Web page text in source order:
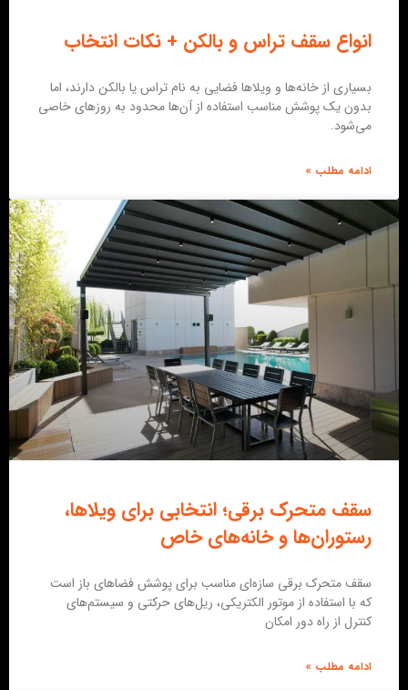
انواع سقف تراس و بالکن + نکات انتخاب
بسیاری از خانه‌ها و ویلاها فضایی به نام تراس یا بالکن دارند، اما
بدون یک پوشش مناسب استفاده از آن‌ها محدود به روزهای خاصی
می‌شود.
ادامه مطلب »
سقف متحرک برقی؛ انتخابی برای ویلاها،
رستوران‌ها و خانه‌های خاص
سقف متحرک برقی سازه‌ای مناسب برای پوشش فضاهای باز است
که با استفاده از موتور الکتریکی، ریل‌های حرکتی و سیستم‌های
کنترل از راه دور امکان
ادامه مطلب »